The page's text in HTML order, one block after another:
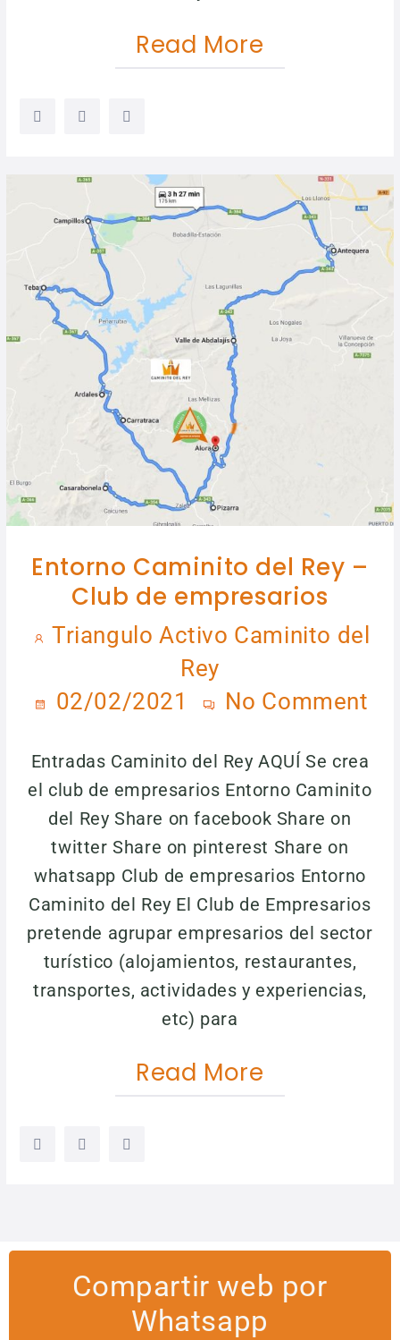
Read More
Entorno Caminito del Rey –
Club de empresarios
Triangulo Activo Caminito del
Rey
02/02/2021
No Comment
Entradas Caminito del Rey AQUÍ Se crea
el club de empresarios Entorno Caminito
del Rey Share on facebook Share on
twitter Share on pinterest Share on
whatsapp Club de empresarios Entorno
Caminito del Rey El Club de Empresarios
pretende agrupar empresarios del sector
turístico (alojamientos, restaurantes,
transportes, actividades y experiencias,
etc) para
Read More
Compartir web por
Whatsapp